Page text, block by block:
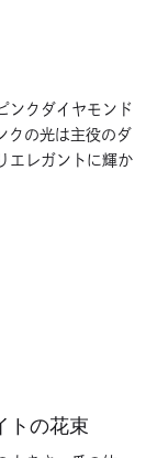
ンクダイヤモンド
クの光は主役のダ
エレガントに輝か
トの花束